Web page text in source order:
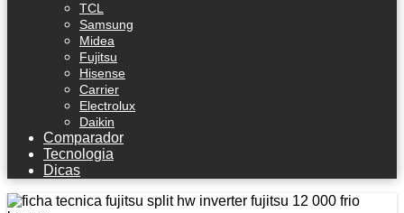
TCL
Samsung
Midea
Fujitsu
Hisense
Carrier
Electrolux
Daikin
Comparador
Tecnologia
Dicas